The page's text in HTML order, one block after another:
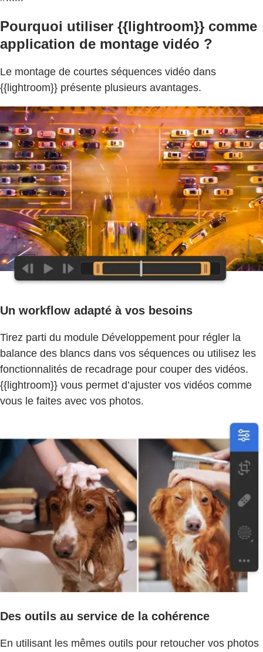
Pourquoi utiliser {{lightroom}} comme
application de montage vidéo ?
Le montage de courtes séquences vidéo dans
{{lightroom}} présente plusieurs avantages.
Un workflow adapté à vos besoins
Tirez parti du module Développement pour régler la
balance des blancs dans vos séquences ou utilisez les
fonctionnalités de recadrage pour couper des vidéos.
{{lightroom}} vous permet d’ajuster vos vidéos comme
vous le faites avec vos photos.
Des outils au service de la cohérence
En utilisant les mêmes outils pour retoucher vos photos